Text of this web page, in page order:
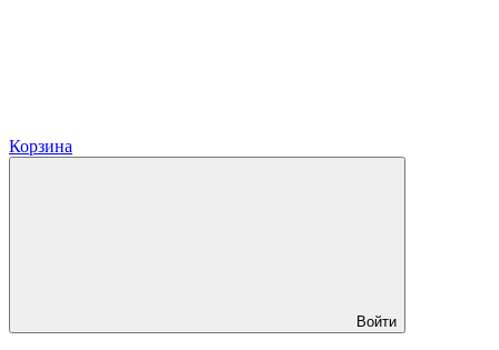
Корзина
Войти